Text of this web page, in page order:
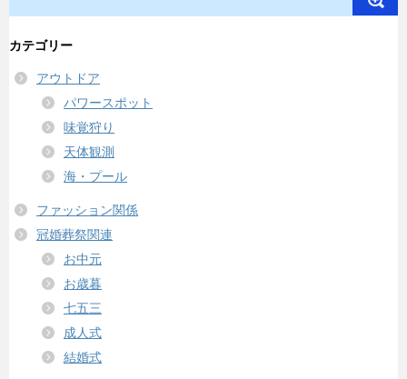
カテゴリー
アウトドア
パワースポット
味覚狩り
天体観測
海・プール
ファッション関係
冠婚葬祭関連
お中元
お歳暮
七五三
成人式
結婚式